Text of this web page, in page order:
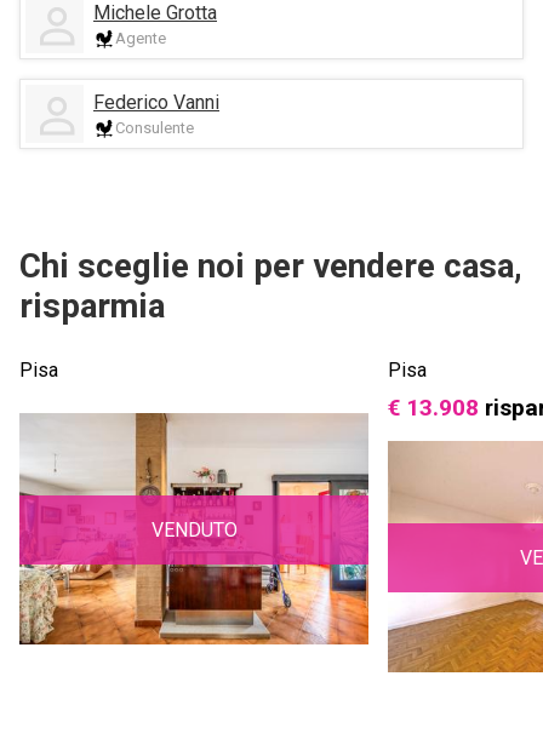
Michele Grotta
Agente
Federico Vanni
Consulente
Chi sceglie noi per vendere casa,
risparmia
Pisa
VENDUTO
Pisa
€ 13.908